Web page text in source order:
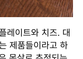
레이트와 치즈. 대
제품들이라고 하